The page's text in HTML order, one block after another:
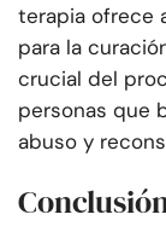
terapia ofrece
para la
crucial del
personas que
abuso y